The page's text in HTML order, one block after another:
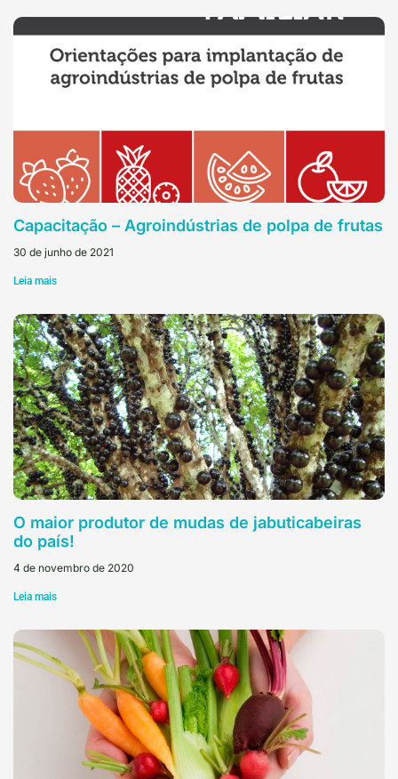
Capacitação – Agroindústrias de polpa de frutas
30 de junho de 2021
Leia mais
O maior produtor de mudas de jabuticabeiras
do país!
4 de novembro de 2020
Leia mais